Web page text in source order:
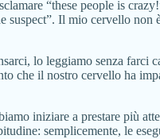
“these people is
suspect”. Il mio cervello
lo leggiamo senza farci
che il nostro cervello ha
iniziare a prestare più
semplicemente, le